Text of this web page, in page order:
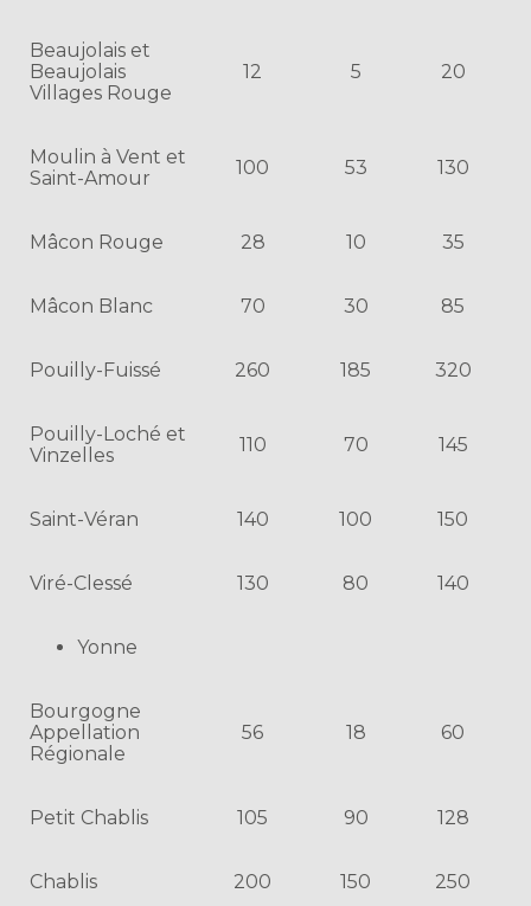
Beaujolais et
Beaujolais
Villages Rouge
12 5 20
Moulin à Vent et
Saint-Amour
100 53 130
Mâcon Rouge 28 10 35
Mâcon Blanc 70 30 85
Pouilly-Fuissé 260 185 320
Pouilly-Loché et
Vinzelles
110 70 145
Saint-Véran 140 100 150
Viré-Clessé 130 80 140
Yonne
Bourgogne
Appellation
Régionale
56 18 60
Petit Chablis 105 90 128
Chablis 200 150 250